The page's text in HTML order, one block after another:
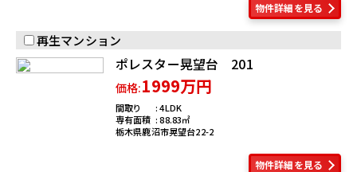
物件詳細を見る
再生マンション
ポレスター晃望台 201
価格:1999万円
栃木県鹿沼市晃望台22-2
間取り
4LDK
専有面積
88.83
物件詳細を見る